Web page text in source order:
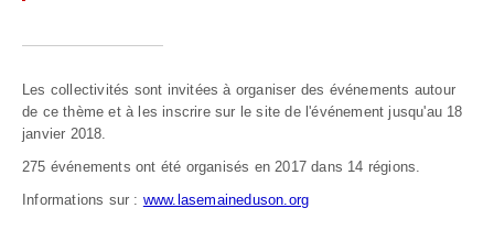
Les collectivités sont invitées à organiser des événements autour
de ce thème et à les inscrire sur le site de l'événement jusqu'au 18
janvier 2018.
275 événements ont été organisés en 2017 dans 14 régions.
Informations sur : www.lasemaineduson.org